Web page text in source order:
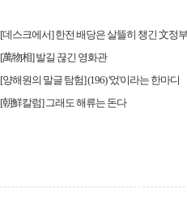
[데스크에서] 한전 배당은 살뜰히 챙긴 文정부
[萬物相] 발길 끊긴 영화관
[양해원의 말글 탐험] (196) '었'이라는 한마디
[朝鮮칼럼] 그래도 해류는 돈다